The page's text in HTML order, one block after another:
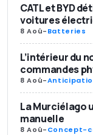
CATL et BYD
voitures
8 Aoû-Batteries
L’intérieur du
commandes
8 Aoû-
La Murciélago
manuelle
8 Aoû-Concept-